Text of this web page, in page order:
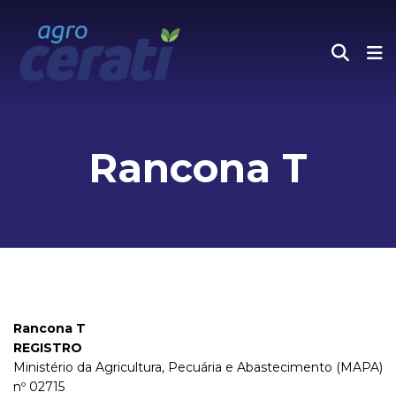
Rancona T
Rancona T
REGISTRO
Ministério da Agricultura, Pecuária e Abastecimento (MAPA)
nº 02715